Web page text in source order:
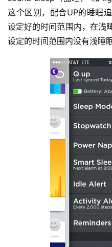
这个区别，配合UP的睡眠
设定好的时间范围内，在浅
设定的时间范围内没有浅睡